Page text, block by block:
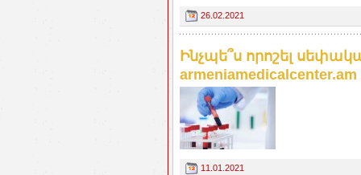
26.02.2021
Ինչպե՞ս որոշել
armeniamedicalcenter.am
11.01.2021